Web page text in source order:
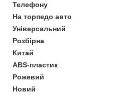
Телефону
На торпедо авто
Універсальний
Розбірна
Китай
ABS-пластик
Рожевий
Новий